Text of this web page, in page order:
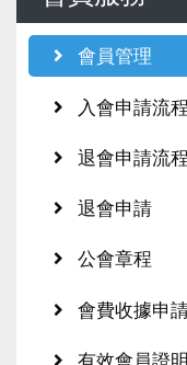
會員管理
入會申請流程
退會申請流程
退會申請
公會章程
會費收據申
有效會員證